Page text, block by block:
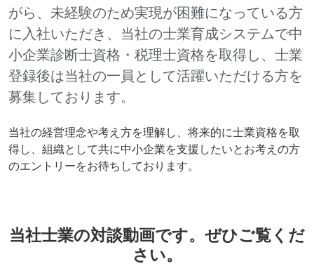
がら、未経験のため実現が困難になっている方
に入社いただき、当社の士業育成システムで中
小企業診断士資格・税理士資格を取得し、士業
登録後は当社の一員として活躍いただける方を
募集しております。
当社の経営理念や考え方を理解し、将来的に士業資格を取
得し、組織として共に中小企業を支援したいとお考えの方
のエントリーをお待ちしております。
当社士業の対談動画です。ぜひご覧くだ
さい。